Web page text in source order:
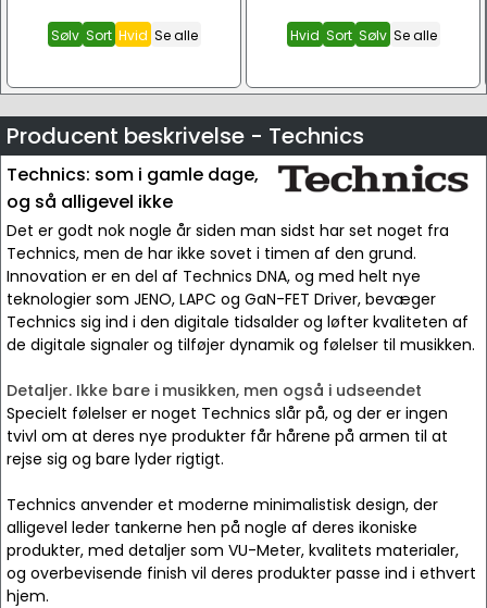
Sølv Sort Hvid Se alle Hvid Sort Sølv Se alle
Producent beskrivelse - Technics
Technics: som i gamle dage,
og så alligevel ikke
Det er godt nok nogle år siden man sidst har set noget fra
Technics, men de har ikke sovet i timen af den grund.
Innovation er en del af Technics DNA, og med helt nye
teknologier som JENO, LAPC og GaN-FET Driver, bevæger
Technics sig ind i den digitale tidsalder og løfter kvaliteten af
de digitale signaler og tilføjer dynamik og følelser til musikken.
Detaljer. Ikke bare i musikken, men også i udseendet
Specielt følelser er noget Technics slår på, og der er ingen
tvivl om at deres nye produkter får hårene på armen til at
rejse sig og bare lyder rigtigt.
Technics anvender et moderne minimalistisk design, der
alligevel leder tankerne hen på nogle af deres ikoniske
produkter, med detaljer som VU-Meter, kvalitets materialer,
og overbevisende finish vil deres produkter passe ind i ethvert
hjem.